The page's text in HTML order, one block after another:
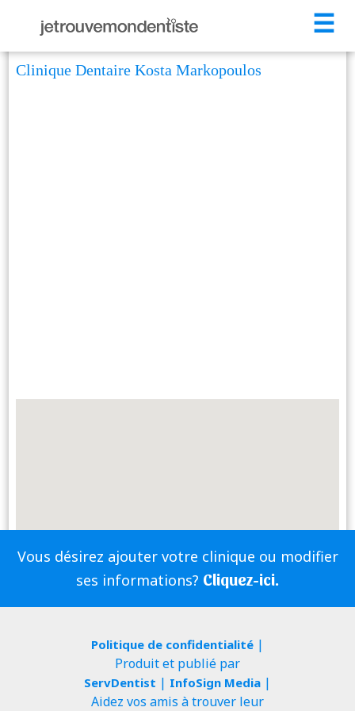
☰
Clinique Dentaire Kosta Markopoulos
Vous désirez ajouter votre clinique ou modifier
ses informations? Cliquez-ici.
Politique de confidentialité|
Produit et publié par
ServDentist | InfoSign Media|
Aidez vos amis à trouver leur